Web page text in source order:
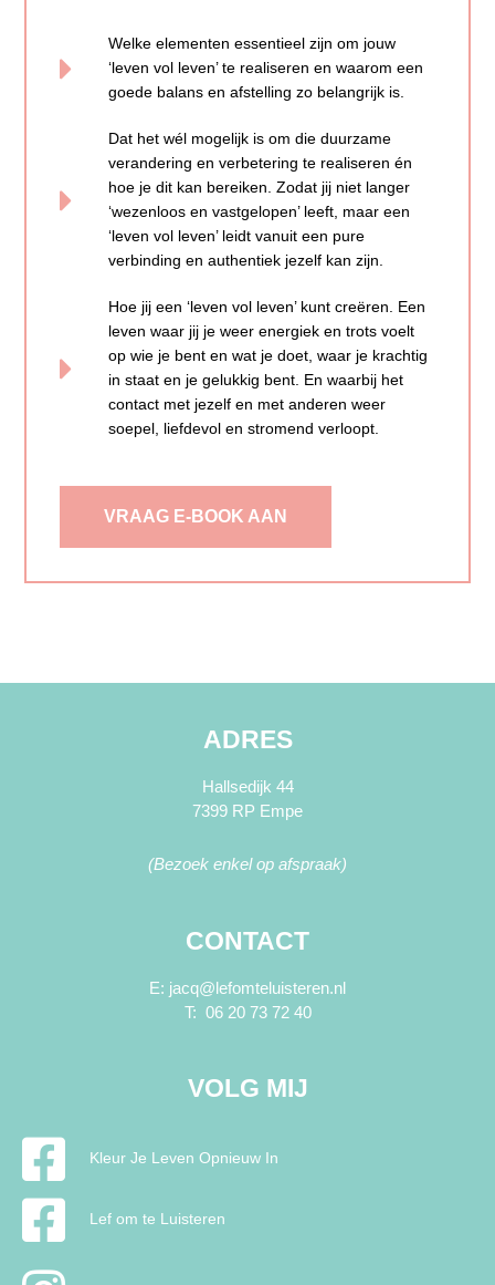
Welke elementen essentieel zijn om jouw
‘leven vol leven’ te realiseren en waarom een
goede balans en afstelling zo belangrijk is.
Dat het wél mogelijk is om die duurzame
verandering en verbetering te realiseren én
hoe je dit kan bereiken. Zodat jij niet langer
‘wezenloos en vastgelopen’ leeft, maar een
‘leven vol leven’ leidt vanuit een pure
verbinding en authentiek jezelf kan zijn.
Hoe jij een ‘leven vol leven’ kunt creëren. Een
leven waar jij je weer energiek en trots voelt
op wie je bent en wat je doet, waar je krachtig
in staat en je gelukkig bent. En waarbij het
contact met jezelf en met anderen weer
soepel, liefdevol en stromend verloopt.
VRAAG E-BOOK AAN
ADRES
Hallsedijk 44
7399 RP Empe
(Bezoek enkel op afspraak)
CONTACT
E: jacq@lefomteluisteren.nl
T: 06 20 73 72 40
VOLG MIJ
Kleur Je Leven Opnieuw In
Lef om te Luisteren